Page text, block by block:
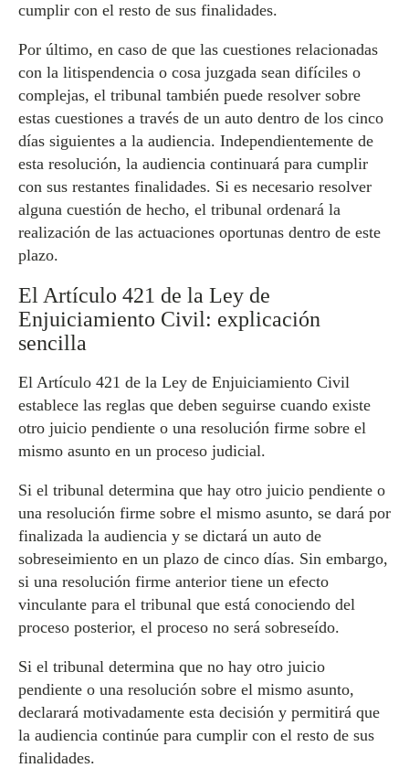
cumplir con el resto de sus finalidades.
Por último, en caso de que las cuestiones relacionadas
con la litispendencia o cosa juzgada sean difíciles o
complejas, el tribunal también puede resolver sobre
estas cuestiones a través de un auto dentro de los cinco
días siguientes a la audiencia. Independientemente de
esta resolución, la audiencia continuará para cumplir
con sus restantes finalidades. Si es necesario resolver
alguna cuestión de hecho, el tribunal ordenará la
realización de las actuaciones oportunas dentro de este
plazo.
El Artículo 421 de la Ley de
Enjuiciamiento Civil: explicación
sencilla
El Artículo 421 de la Ley de Enjuiciamiento Civil
establece las reglas que deben seguirse cuando existe
otro juicio pendiente o una resolución firme sobre el
mismo asunto en un proceso judicial.
Si el tribunal determina que hay otro juicio pendiente o
una resolución firme sobre el mismo asunto, se dará por
finalizada la audiencia y se dictará un auto de
sobreseimiento en un plazo de cinco días. Sin embargo,
si una resolución firme anterior tiene un efecto
vinculante para el tribunal que está conociendo del
proceso posterior, el proceso no será sobreseído.
Si el tribunal determina que no hay otro juicio
pendiente o una resolución sobre el mismo asunto,
declarará motivadamente esta decisión y permitirá que
la audiencia continúe para cumplir con el resto de sus
finalidades.